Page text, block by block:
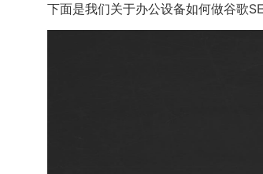
下面是我们关于办公设备如何做谷歌